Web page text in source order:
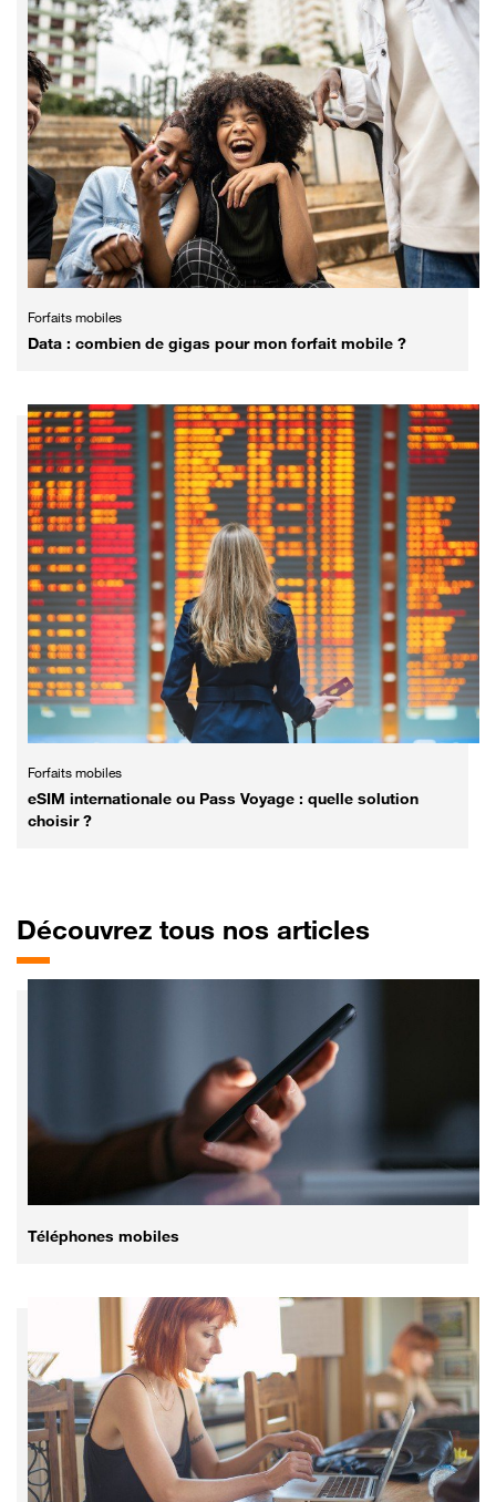
Forfaits mobiles
Data : combien de gigas pour mon forfait mobile ?
Forfaits mobiles
eSIM internationale ou Pass Voyage : quelle solution
choisir ?
Découvrez tous nos articles
Téléphones mobiles